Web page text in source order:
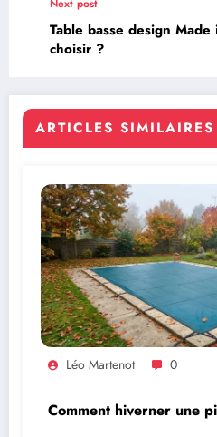
Next post
Table basse design
choisir ?
ARTICLES SIMILAIRES
Léo Martenot 0
Comment hiverner une